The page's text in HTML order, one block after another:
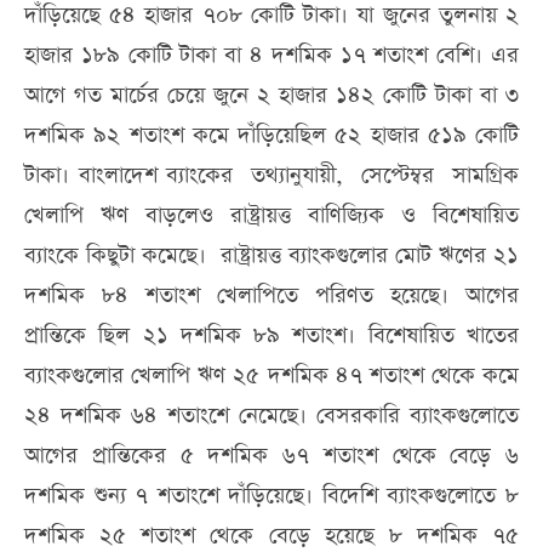
দাঁড়িয়েছে ৫৪ হাজার ৭০৮ কোটি টাকা। যা জুনের তুলনায় ২
হাজার ১৮৯ কোটি টাকা বা ৪ দশমিক ১৭ শতাংশ বেশি। এর
আগে গত মার্চের চেয়ে জুনে ২ হাজার ১৪২ কোটি টাকা বা ৩
দশমিক ৯২ শতাংশ কমে দাঁড়িয়েছিল ৫২ হাজার ৫১৯ কোটি
টাকা। বাংলাদেশ ব্যাংকের তথ্যানুযায়ী, সেপ্টেম্বর সামগ্রিক
খেলাপি ঋণ বাড়লেও রাষ্ট্রায়ত্ত বাণিজ্যিক ও বিশেষায়িত
ব্যাংকে কিছুটা কমেছে। রাষ্ট্রায়ত্ত ব্যাংকগুলোর মোট ঋণের ২১
দশমিক ৮৪ শতাংশ খেলাপিতে পরিণত হয়েছে। আগের
প্রান্তিকে ছিল ২১ দশমিক ৮৯ শতাংশ। বিশেষায়িত খাতের
ব্যাংকগুলোর খেলাপি ঋণ ২৫ দশমিক ৪৭ শতাংশ থেকে কমে
২৪ দশমিক ৬৪ শতাংশে নেমেছে। বেসরকারি ব্যাংকগুলোতে
আগের প্রান্তিকের ৫ দশমিক ৬৭ শতাংশ থেকে বেড়ে ৬
দশমিক শুন্য ৭ শতাংশে দাঁড়িয়েছে। বিদেশি ব্যাংকগুলোতে ৮
দশমিক ২৫ শতাংশ থেকে বেড়ে হয়েছে ৮ দশমিক ৭৫